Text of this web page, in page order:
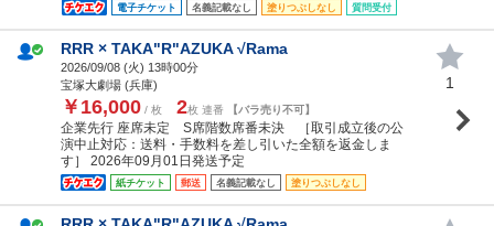
電子チケット 名義記載なし 塗りつぶしなし 質問受付
RRR × TAKA"R"AZUKA √Rama
2026/09/08 (火) 13時00分
宝塚大劇場 (兵庫)
￥16,000 / 枚 2枚 連番 【バラ売り不可】
企業先行 座席未定 S席階数席番未決 ［取引成立後の公
演中止対応：送料・手数料を差し引いた全額を返金しま
す］ 2026年09月01日発送予定
紙チケット 郵送 名義記載なし 塗りつぶしなし
1